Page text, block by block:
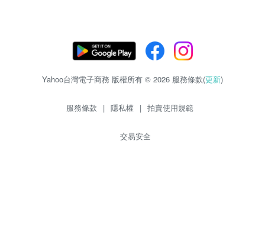
Yahoo台灣電子商務 版權所有 © 2026 服務條款(更新)
服務條款 | 隱私權 | 拍賣使用規範
交易安全